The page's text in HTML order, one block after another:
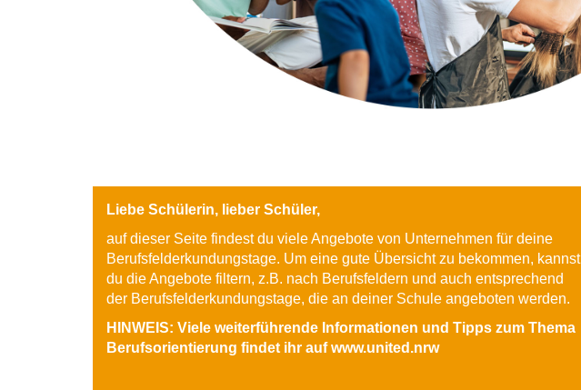
Liebe Schülerin, lieber Schüler,
auf dieser Seite findest du viele Angebote von Unternehmen für deine
Berufsfelderkundungstage. Um eine gute Übersicht zu bekommen, kannst
du die Angebote filtern, z.B. nach Berufsfeldern und auch entsprechend
der Berufsfelderkundungstage, die an deiner Schule angeboten werden.
HINWEIS: Viele weiterführende Informationen und Tipps zum Thema
Berufsorientierung findet ihr aufwww.united.nrw